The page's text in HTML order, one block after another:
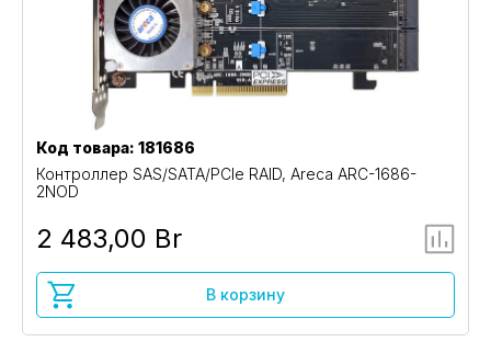
Код товара: 181686
Контроллер SAS/SATA/PCIe RAID, Areca ARC-1686-
2NOD
2 483,00 Br
В корзину